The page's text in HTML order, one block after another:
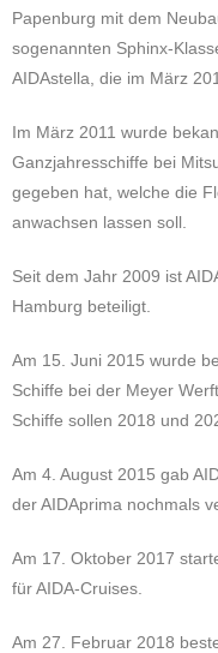
Papenburg mit dem
sogenannten Sphinx-
AIDAstella, die im März
Im März 2011 wurde
Ganzjahresschiffe bei
gegeben hat, welche die
anwachsen lassen soll.
Seit dem Jahr 2009 ist
Hamburg beteiligt.
Am 15. Juni 2015 wurde
Schiffe bei der Meyer
Schiffe sollen 2018 und
Am 4. August 2015 gab
der AIDAprima nochmals
Am 17. Oktober 2017
für AIDA-Cruises.
Am 27. Februar 2018